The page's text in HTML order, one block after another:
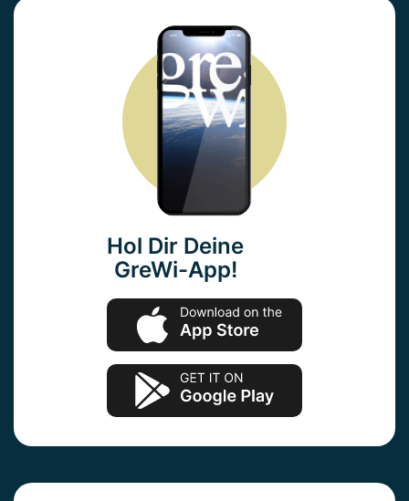
Hol Dir Deine
GreWi-App!